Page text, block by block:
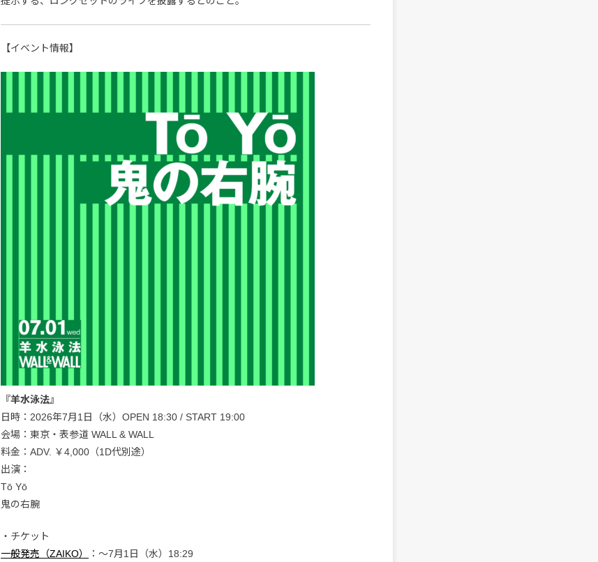
【イベント情報】
『羊水泳法』
日時：2026年7月1日（水）OPEN 18:30 / START 19:00
会場：東京・表参道 WALL & WALL
料金：ADV. ￥4,000（1D代別途）
出演：
Tō Yō
鬼の右腕
・チケット
一般発売（ZAIKO）
：〜7月1日（水）18:29